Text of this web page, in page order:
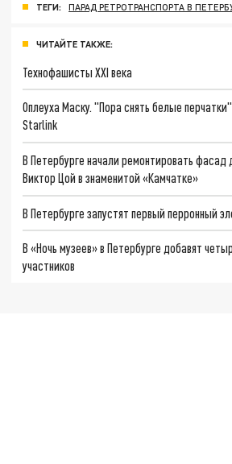
ТЕГИ: ПАРАД РЕТРОТРАНСПОРТА В
ЧИТАЙТЕ ТАКЖЕ:
Технофашисты XXI века
Оплеуха Маску. "Пора снять белые
Starlink
В Петербурге начали ремонтировать фасад
Виктор Цой в знаменитой «Камчатке»
В Петербурге запустят первый перронный
В «Ночь музеев» в Петербурге добавят
участников